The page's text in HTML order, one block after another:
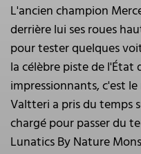
L'ancien champion
derrière lui ses roues
pour tester quelques
la célèbre piste de
impressionnants, c'est
Valtteri a pris du temps
chargé pour passer du
Lunatics By Nature